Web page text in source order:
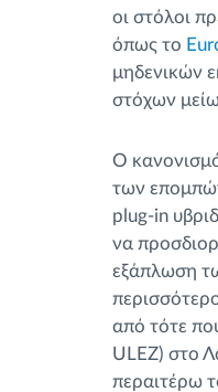
οι στόλοι
όπως το
μηδενικών
στόχων
Ο
των
plug-in
να
εξάπλωση
από τότε
ULEZ) στο
περαιτέρω